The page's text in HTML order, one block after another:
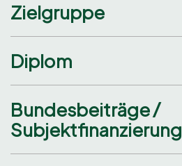
Zielgruppe
Diplom
Bundesbeiträge /
Subjektfinanzierung